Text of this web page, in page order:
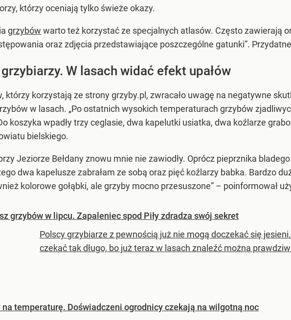
którzy oceniają tylko świeże okazy.
grzybów warto też korzystać ze specjalnych atlasów. Często zawierają
oraz zdjęcia przedstawiające poszczególne gatunki”.
W lasach widać efekt upałów
którzy korzystają ze strony grzyby.pl, zwracało uwagę na negatywne
w lasach. „Po ostatnich wysokich temperaturach grzybów
koszyka wpadły trzy ceglasie, dwa kapelutki usiatka, dwa koźlarze
bielskiego.
Jeziorze Bełdany znowu mnie nie zawiodły. Oprócz pieprznika
dwa kapelusze zabrałam ze sobą oraz pięć koźlarzy babka. Bardzo
kolorowe gołąbki, ale grzyby mocno przesuszone” – poinformował
grzybów w lipcu. Zapaleniec spod Piły zdradza swój sekret
Polscy grzybiarze z pewnością już nie mogą doczekać się
czekać tak długo, bo już teraz w lasach znaleźć można
temperaturę. Doświadczeni ogrodnicy czekają na wilgotną noc